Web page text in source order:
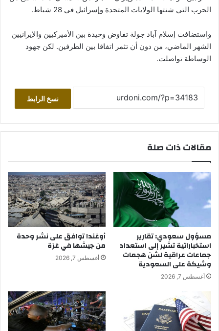
الحرب التي شنتها الولايات المتحدة وإسرائيل في 28 شباط.
واستضافت إسلام آباد جولة تفاوض وحيدة بين الأميركيين والإيرانيين
الشهر الماضي، من دون أن تثمر اتفاقا بين الطرفين. لكن جهود
الوساطة تواصلت.
نسخ الرابط
مقالات ذات صلة
مسؤول سعودي: تقارير
استخباراتية تشير إلى استعداد
جماعات عراقية لشن هجمات
وشيكة على السعودية
أغسطس 7, 2026
أوغندا توافق على نشر وحدة
من جيشها في غزة
أغسطس 7, 2026